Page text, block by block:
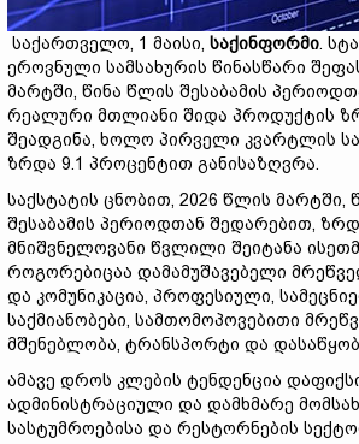
საქართველო, 1 მაისი, საქინფორმი.
ეროვნული სამსახურის წინასწარი
მარტში, წინა წლის შესაბამის
რეალური მთლიანი შიდა პროდუქტის
შეადგინა, ხოლო პირველი კვარტლის
ზრდა 9.1 პროცენტით განისაზღვრა.
საქსტატის ცნობით, 2026 წლის მარტში,
შესაბამის პერიოდთან შედარებით,
მნიშვნელოვანი წვლილი შეიტანა
როგორებიცაა დამამუშავებელი
და კომუნიკაცია, პროფესიული,
საქმიანობები, სამთომოპოვებითი
მშენებლობა, ტრანსპორტი და
ამავე დროს კლების ტენდენცია
ადმინისტრაციული და დამხმარე
სასტუმროებისა და რესტორნების